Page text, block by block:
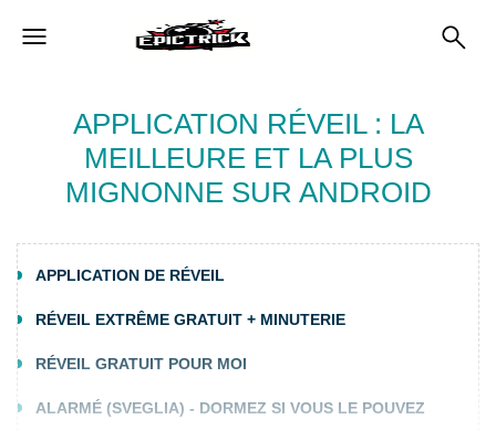
APPLICATION RÉVEIL : LA
MEILLEURE ET LA PLUS
MIGNONNE SUR ANDROID
APPLICATION DE RÉVEIL
RÉVEIL EXTRÊME GRATUIT + MINUTERIE
RÉVEIL GRATUIT POUR MOI
ALARMÉ (SVEGLIA) - DORMEZ SI VOUS LE POUVEZ